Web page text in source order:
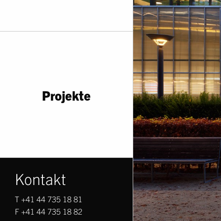
Projekte
Kontakt
T +41 44 735 18 81
F +41 44 735 18 82